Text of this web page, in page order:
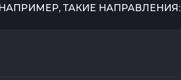
ТАКИЕ НАПРАВЛЕНИЯ: